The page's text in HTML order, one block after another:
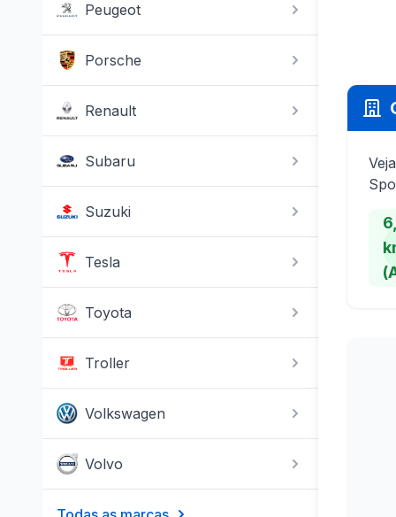
Peugeot
Porsche
Renault
Subaru
Suzuki
Tesla
Toyota
Troller
Volkswagen
Volvo